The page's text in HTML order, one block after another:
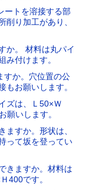
ートを溶接する部
削り加工があり、
か。 材料は丸パイ
み付けます。
すか。穴位置の公
もお願いします。
ズは、Ｌ50×Ｗ
願いします。
ますか。形状は、
って坂を登ってい
きますか。材料は
400です。